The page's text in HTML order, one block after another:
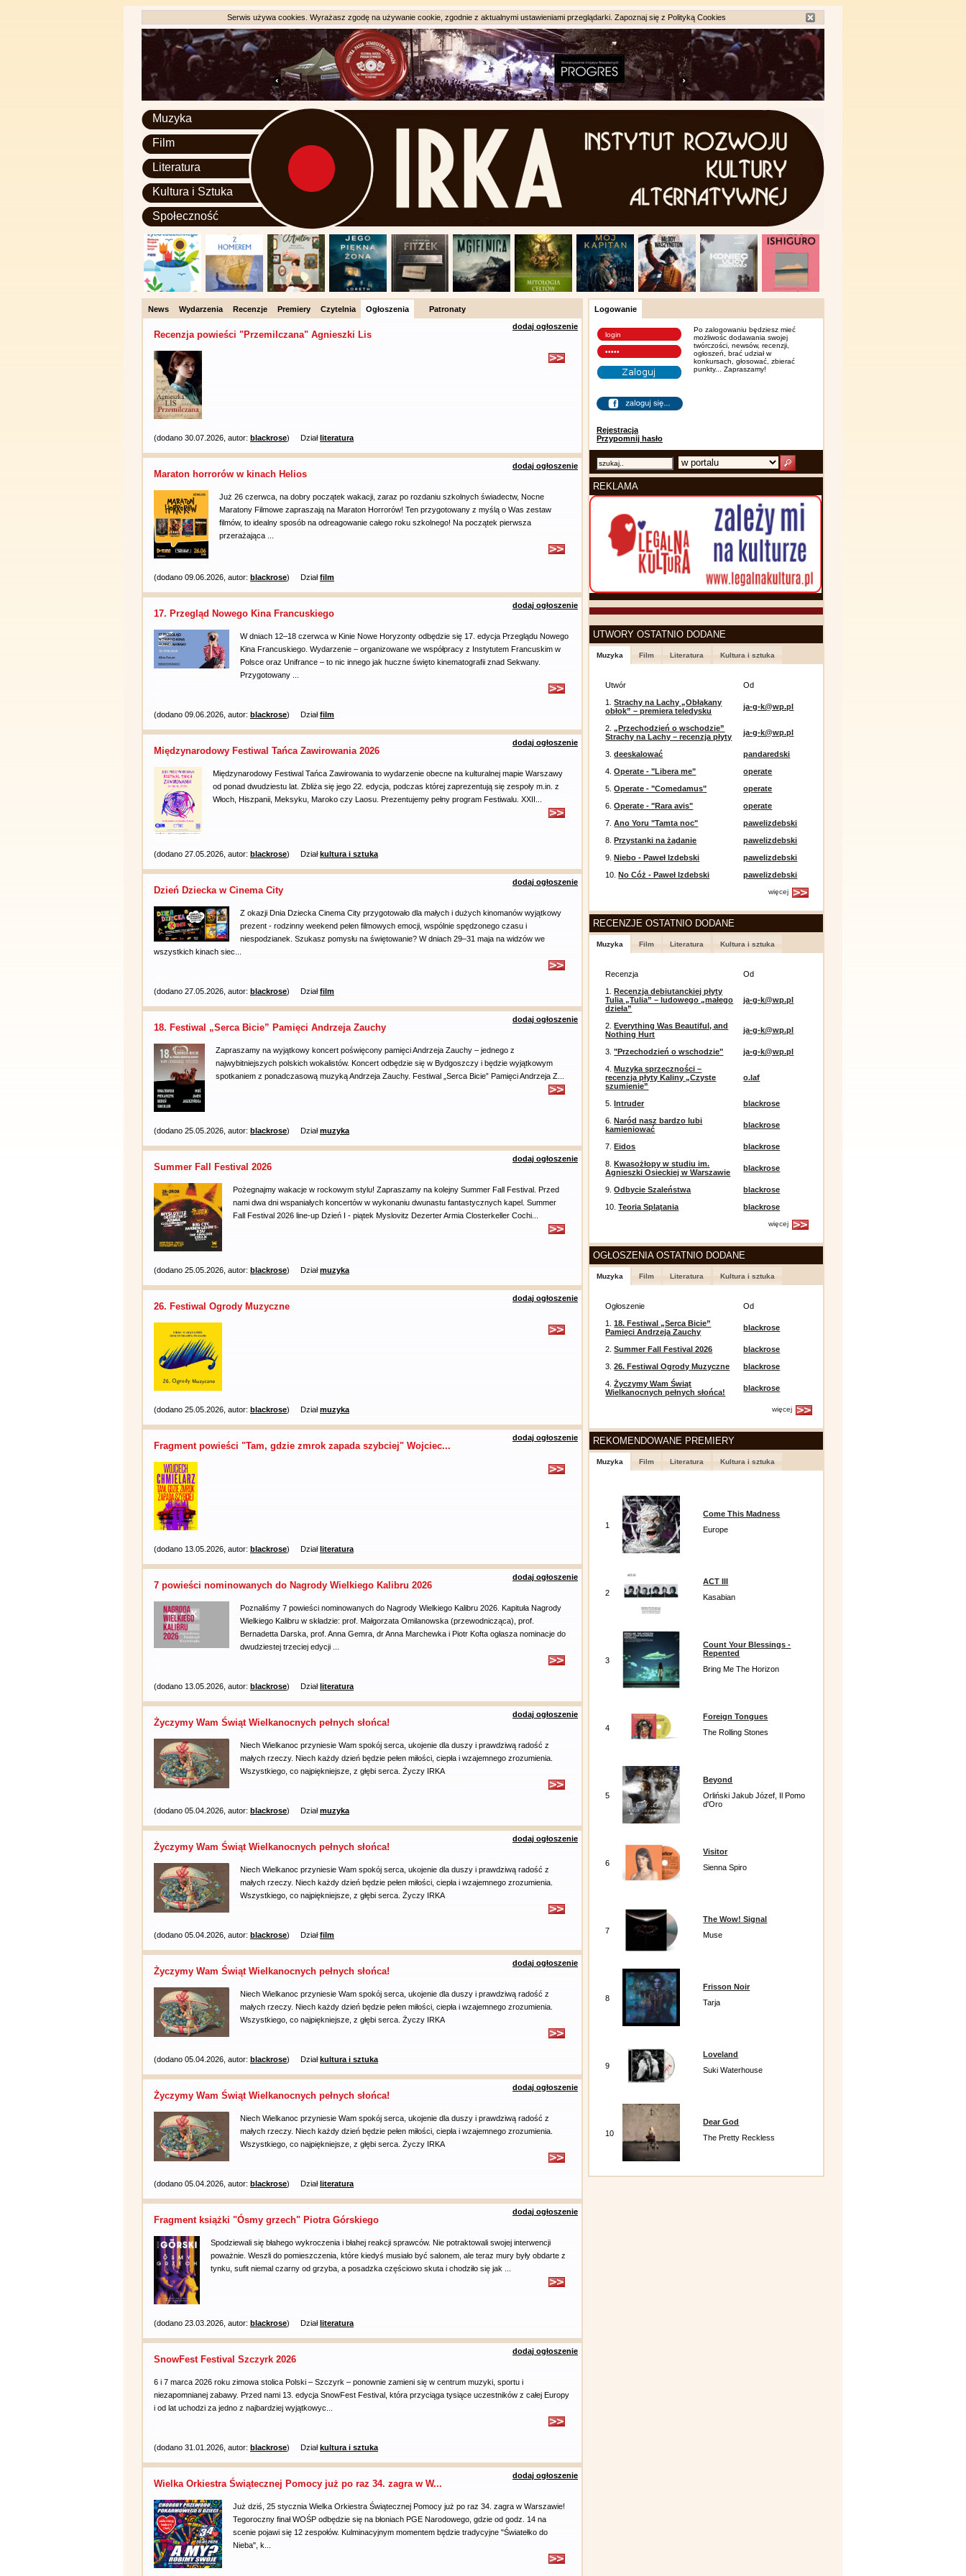
Serwis używa cookies. Wyrażasz zgodę na używanie cookie, zgodnie z aktualnymi ustawieniami przeglądarki. Zapoznaj się z Polityką Cookies
Muzyka
Film
Literatura
Kultura i Sztuka
Społeczność
News Wydarzenia Recenzje Premiery Czytelnia Ogłoszenia
Patronaty
dodaj ogłoszenie
Recenzja powieści "Przemilczana" Agnieszki Lis
(dodano 30.07.2026, autor: blackrose) Działliteratura
dodaj ogłoszenie
Maraton horrorów w kinach Helios
Już 26 czerwca, na dobry początek wakacji, zaraz po rozdaniu szkolnych świadectw, Nocne
Maratony Filmowe zapraszają na Maraton Horrorów! Ten przygotowany z myślą o Was zestaw
filmów, to idealny sposób na odreagowanie całego roku szkolnego! Na początek pierwsza
przerażająca ...
(dodano 09.06.2026, autor: blackrose) Działfilm
dodaj ogłoszenie
17. Przegląd Nowego Kina Francuskiego
W dniach 12–18 czerwca w Kinie Nowe Horyzonty odbędzie się 17. edycja Przeglądu Nowego
Kina Francuskiego. Wydarzenie – organizowane we współpracy z Instytutem Francuskim w
Polsce oraz Unifrance – to nic innego jak huczne święto kinematografii znad Sekwany.
Przygotowany ...
(dodano 09.06.2026, autor: blackrose) Działfilm
dodaj ogłoszenie
Międzynarodowy Festiwal Tańca Zawirowania 2026
Międzynarodowy Festiwal Tańca Zawirowania to wydarzenie obecne na kulturalnej mapie Warszawy
od ponad dwudziestu lat. Zbliża się jego 22. edycja, podczas której zaprezentują się zespoły m.in. z
Włoch, Hiszpanii, Meksyku, Maroko czy Laosu. Prezentujemy pełny program Festiwalu. XXII...
(dodano 27.05.2026, autor: blackrose) Działkultura i sztuka
dodaj ogłoszenie
Dzień Dziecka w Cinema City
Z okazji Dnia Dziecka Cinema City przygotowało dla małych i dużych kinomanów wyjątkowy
prezent - rodzinny weekend pełen filmowych emocji, wspólnie spędzonego czasu i
niespodzianek. Szukasz pomysłu na świętowanie? W dniach 29–31 maja na widzów we
wszystkich kinach siec...
(dodano 27.05.2026, autor: blackrose) Działfilm
dodaj ogłoszenie
18. Festiwal „Serca Bicie” Pamięci Andrzeja Zauchy
Zapraszamy na wyjątkowy koncert poświęcony pamięci Andrzeja Zauchy – jednego z
najwybitniejszych polskich wokalistów. Koncert odbędzie się w Bydgoszczy i będzie wyjątkowym
spotkaniem z ponadczasową muzyką Andrzeja Zauchy. Festiwal „Serca Bicie” Pamięci Andrzeja Z...
(dodano 25.05.2026, autor: blackrose) Działmuzyka
dodaj ogłoszenie
Summer Fall Festival 2026
Pożegnajmy wakacje w rockowym stylu! Zapraszamy na kolejny Summer Fall Festival. Przed
nami dwa dni wspaniałych koncertów w wykonaniu dwunastu fantastycznych kapel. Summer
Fall Festival 2026 line-up Dzień I - piątek Myslovitz Dezerter Armia Closterkeller Cochi...
(dodano 25.05.2026, autor: blackrose) Działmuzyka
dodaj ogłoszenie
26. Festiwal Ogrody Muzyczne
(dodano 25.05.2026, autor: blackrose) Działmuzyka
dodaj ogłoszenie
Fragment powieści "Tam, gdzie zmrok zapada szybciej" Wojciec...
(dodano 13.05.2026, autor: blackrose) Działliteratura
dodaj ogłoszenie
7 powieści nominowanych do Nagrody Wielkiego Kalibru 2026
Poznaliśmy 7 powieści nominowanych do Nagrody Wielkiego Kalibru 2026. Kapituła Nagrody
Wielkiego Kalibru w składzie: prof. Małgorzata Omilanowska (przewodnicząca), prof.
Bernadetta Darska, prof. Anna Gemra, dr Anna Marchewka i Piotr Kofta ogłasza nominacje do
dwudziestej trzeciej edycji ...
(dodano 13.05.2026, autor: blackrose) Działliteratura
dodaj ogłoszenie
Życzymy Wam Świąt Wielkanocnych pełnych słońca!
Niech Wielkanoc przyniesie Wam spokój serca, ukojenie dla duszy i prawdziwą radość z
małych rzeczy. Niech każdy dzień będzie pełen miłości, ciepła i wzajemnego zrozumienia.
Wszystkiego, co najpiękniejsze, z głębi serca. Życzy IRKA
(dodano 05.04.2026, autor: blackrose) Działmuzyka
dodaj ogłoszenie
Życzymy Wam Świąt Wielkanocnych pełnych słońca!
Niech Wielkanoc przyniesie Wam spokój serca, ukojenie dla duszy i prawdziwą radość z
małych rzeczy. Niech każdy dzień będzie pełen miłości, ciepła i wzajemnego zrozumienia.
Wszystkiego, co najpiękniejsze, z głębi serca. Życzy IRKA
(dodano 05.04.2026, autor: blackrose) Działfilm
dodaj ogłoszenie
Życzymy Wam Świąt Wielkanocnych pełnych słońca!
Niech Wielkanoc przyniesie Wam spokój serca, ukojenie dla duszy i prawdziwą radość z
małych rzeczy. Niech każdy dzień będzie pełen miłości, ciepła i wzajemnego zrozumienia.
Wszystkiego, co najpiękniejsze, z głębi serca. Życzy IRKA
(dodano 05.04.2026, autor: blackrose) Działkultura i sztuka
dodaj ogłoszenie
Życzymy Wam Świąt Wielkanocnych pełnych słońca!
Niech Wielkanoc przyniesie Wam spokój serca, ukojenie dla duszy i prawdziwą radość z
małych rzeczy. Niech każdy dzień będzie pełen miłości, ciepła i wzajemnego zrozumienia.
Wszystkiego, co najpiękniejsze, z głębi serca. Życzy IRKA
(dodano 05.04.2026, autor: blackrose) Działliteratura
dodaj ogłoszenie
Fragment książki "Ósmy grzech" Piotra Górskiego
Spodziewali się błahego wykroczenia i błahej reakcji sprawców. Nie potraktowali swojej interwencji
poważnie. Weszli do pomieszczenia, które kiedyś musiało być salonem, ale teraz mury były obdarte z
tynku, sufit niemal czarny od grzyba, a posadzka częściowo skuta i chodziło się jak ...
(dodano 23.03.2026, autor: blackrose) Działliteratura
dodaj ogłoszenie
SnowFest Festival Szczyrk 2026
6 i 7 marca 2026 roku zimowa stolica Polski – Szczyrk – ponownie zamieni się w centrum muzyki, sportu i
niezapomnianej zabawy. Przed nami 13. edycja SnowFest Festival, która przyciąga tysiące uczestników z całej Europy
i od lat uchodzi za jedno z najbardziej wyjątkowyc...
(dodano 31.01.2026, autor: blackrose) Działkultura i sztuka
dodaj ogłoszenie
Wielka Orkiestra Świątecznej Pomocy już po raz 34. zagra w W...
Już dziś, 25 stycznia Wielka Orkiestra Świątecznej Pomocy już po raz 34. zagra w Warszawie!
Tegoroczny finał WOŚP odbędzie się na błoniach PGE Narodowego, gdzie od godz. 14 na
scenie pojawi się 12 zespołów. Kulminacyjnym momentem będzie tradycyjne "Światełko do
Nieba", k...
Logowanie
Rejestracja
Przypomnij hasło
Po zalogowaniu będziesz mieć
możliwośc dodawania swojej
twórczości, newsów, recenzji,
ogłoszeń, brać udział w
konkursach, głosować, zbierać
punkty... Zapraszamy!
REKLAMA
UTWORY OSTATNIO DODANE
Muzyka Film Literatura Kultura i sztuka
Utwór
Od
1.Strachy na Lachy „Obłąkany
obłok” – premiera teledysku
ja-g-k@wp.pl
2.„Przechodzień o wschodzie”
Strachy na Lachy – recenzja płyty
ja-g-k@wp.pl
3.deeskalować
pandaredski
4.Operate - "Libera me"
operate
5.Operate - "Comedamus"
operate
6.Operate - "Rara avis"
operate
7.Ano Yoru "Tamta noc"
pawelizdebski
8.Przystanki na żądanie
pawelizdebski
9.Niebo - Paweł Izdebski
pawelizdebski
10.No Cóż - Paweł Izdebski pawelizdebski
więcej
RECENZJE OSTATNIO DODANE
Muzyka Film Literatura Kultura i sztuka
Recenzja
Od
1.Recenzja debiutanckiej płyty
Tulia „Tulia” – ludowego „małego
dzieła”
ja-g-k@wp.pl
2.Everything Was Beautiful, and
Nothing Hurt
ja-g-k@wp.pl
3."Przechodzień o wschodzie"
ja-g-k@wp.pl
4.Muzyka sprzeczności –
recenzja płyty Kaliny „Czyste
szumienie”
o.laf
5.Intruder
blackrose
6.Naród nasz bardzo lubi
kamieniować
blackrose
7.Eidos
blackrose
8.Kwasożłopy w studiu im.
Agnieszki Osieckiej w Warszawie
blackrose
9.Odbycie Szaleństwa
blackrose
10.Teoria Splątania blackrose
więcej
OGŁOSZENIA OSTATNIO DODANE
Muzyka Film Literatura Kultura i sztuka
Ogłoszenie
Od
1.18. Festiwal „Serca Bicie”
Pamięci Andrzeja Zauchy
blackrose
2.Summer Fall Festival 2026
blackrose
3.26. Festiwal Ogrody Muzyczne
blackrose
4.Życzymy Wam Świąt
Wielkanocnych pełnych słońca!
blackrose
więcej
REKOMENDOWANE PREMIERY
Muzyka Film Literatura Kultura i sztuka
1
Come This Madness
Europe
2
ACT III
Kasabian
3
Count Your Blessings -
Repented
Bring Me The Horizon
4
Foreign Tongues
The Rolling Stones
5
Beyond
Orliński Jakub Józef, Il Pomo
d'Oro
6
Visitor
Sienna Spiro
7
The Wow! Signal
Muse
8
Frisson Noir
Tarja
9
Loveland
Suki Waterhouse
10
Dear God
The Pretty Reckless